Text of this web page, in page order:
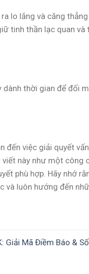
lo lắng và căng thẳng
tinh thần lạc quan và
dành thời gian để đối
đến việc giải quyết
này như một công
phù hợp. Hãy nhớ
và luôn hướng đến
Giải Mã Điềm Báo &